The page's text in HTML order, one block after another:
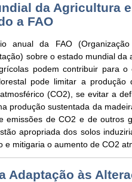
da Agricultura
a FAO
anual da FAO
sobre o estado mundial da
podem contribuir para
pode limitar a produção
(CO2), se evitar a
produção sustentada da
emissões de CO2 e de outros
apropriada dos solos
e mitigaria o aumento de CO2
Adaptação às